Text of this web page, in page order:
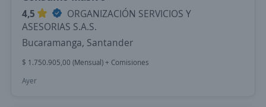
4,5
ORGANIZACIÓN SERVICIOS Y
ASESORIAS S.A.S.
Bucaramanga, Santander
$ 1.750.905,00 (Mensual) + Comisiones
Ayer